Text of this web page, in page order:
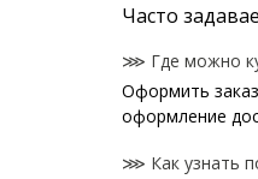
Часто
⋙ Где можно
Оформить
оформление
⋙ Как узнать